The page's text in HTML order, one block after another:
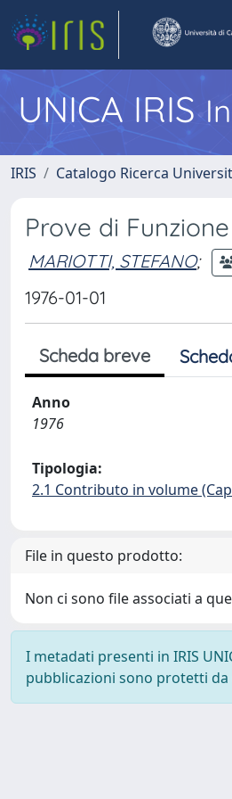
UNICA IRIS
IRIS Catalogo Ricerca
Prove di
MARIOTTI, STEFANO;
1976-01-01
Scheda breve
Anno
1976
Tipologia:
2.1 Contributo in volume
File in questo prodotto:
Non ci sono file associati a
I metadati presenti in IRIS
pubblicazioni sono protetti